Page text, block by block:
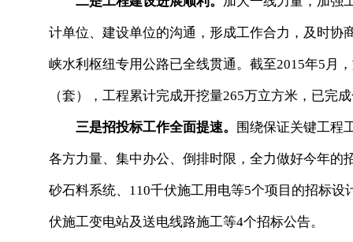
计单位、建设单位的沟通，形成工作合力，及时
峡水利枢纽专用公路已全线贯通。截至2015年5月
（套），工程累计完成开挖量265万立方米，已完
三是招投标工作全面提速。 围绕保证关键工程
各方力量、集中办公、倒排时限，全力做好今年的
砂石料系统、110千伏施工用电等5个项目的招标
伏施工变电站及送电线路施工等4个招标公告。